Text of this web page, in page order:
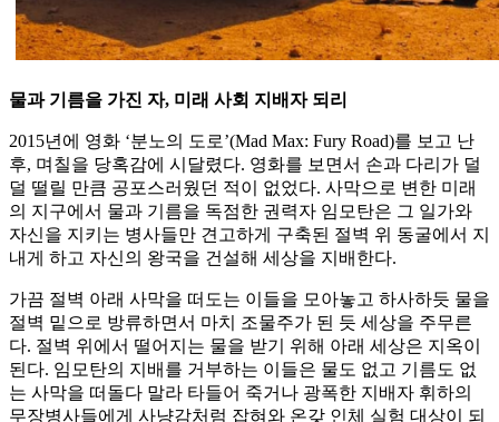
물과 기름을 가진 자, 미래 사회 지배자 되리
2015년에 영화 ‘분노의 도로’(Mad Max: Fury Road)를 보고 난
후, 며칠을 당혹감에 시달렸다. 영화를 보면서 손과 다리가 덜
덜 떨릴 만큼 공포스러웠던 적이 없었다. 사막으로 변한 미래
의 지구에서 물과 기름을 독점한 권력자 임모탄은 그 일가와
자신을 지키는 병사들만 견고하게 구축된 절벽 위 동굴에서 지
내게 하고 자신의 왕국을 건설해 세상을 지배한다.
가끔 절벽 아래 사막을 떠도는 이들을 모아놓고 하사하듯 물을
절벽 밑으로 방류하면서 마치 조물주가 된 듯 세상을 주무른
다. 절벽 위에서 떨어지는 물을 받기 위해 아래 세상은 지옥이
된다. 임모탄의 지배를 거부하는 이들은 물도 없고 기름도 없
는 사막을 떠돌다 말라 타들어 죽거나 광폭한 지배자 휘하의
무장병사들에게 사냥감처럼 잡혀와 온갖 인체 실험 대상이 되